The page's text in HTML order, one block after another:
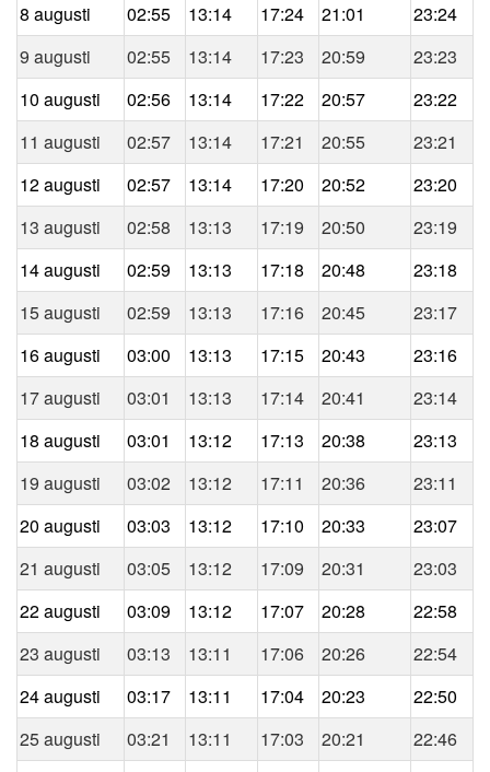
8 augusti
02:55 13:14 17:24 21:01
23:24
9 augusti
02:55 13:14 17:23 20:59
23:23
10 augusti
02:56 13:14 17:22 20:57
23:22
11 augusti
02:57 13:14 17:21 20:55
23:21
12 augusti
02:57 13:14 17:20 20:52
23:20
13 augusti
02:58 13:13 17:19 20:50
23:19
14 augusti
02:59 13:13 17:18 20:48
23:18
15 augusti
02:59 13:13 17:16 20:45
23:17
16 augusti
03:00 13:13 17:15 20:43
23:16
17 augusti
03:01 13:13 17:14 20:41
23:14
18 augusti
03:01 13:12 17:13 20:38
23:13
19 augusti
03:02 13:12 17:11 20:36
23:11
20 augusti
03:03 13:12 17:10 20:33
23:07
21 augusti
03:05 13:12 17:09 20:31
23:03
22 augusti
03:09 13:12 17:07 20:28
22:58
23 augusti
03:13 13:11 17:06 20:26
22:54
24 augusti
03:17 13:11 17:04 20:23
22:50
25 augusti
03:21 13:11 17:03 20:21
22:46